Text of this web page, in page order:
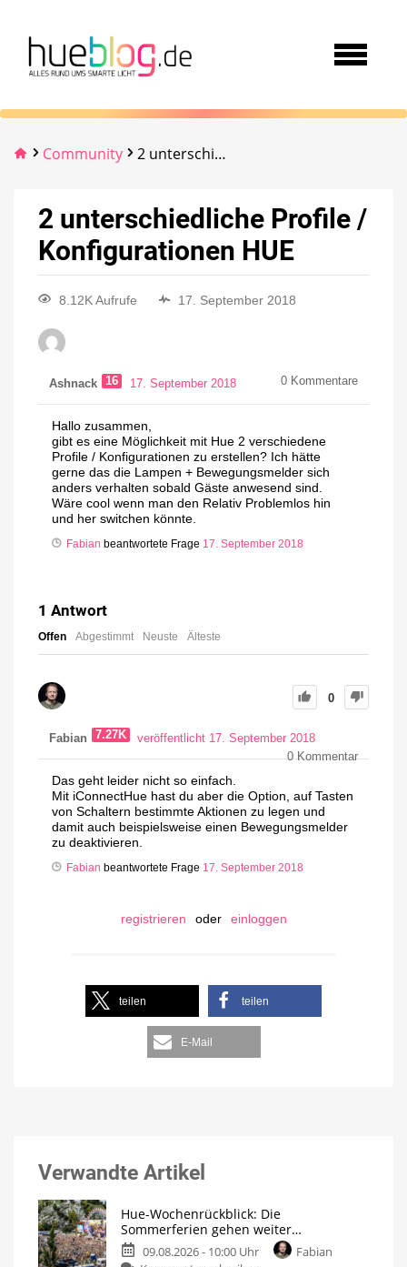
Community 2 unterschiedliche Profile / Konfigurationen HUE
2 unterschiedliche Profile /
Konfigurationen HUE
8.12K Aufrufe 17. September 2018
Ashnack 16 17. September 2018 0 Kommentare
Hallo zusammen,
gibt es eine Möglichkeit mit Hue 2 verschiedene
Profile / Konfigurationen zu erstellen? Ich hätte
gerne das die Lampen + Bewegungsmelder sich
anders verhalten sobald Gäste anwesend sind.
Wäre cool wenn man den Relativ Problemlos hin
und her switchen könnte.
Fabian beantwortete Frage 17. September 2018
1 Antwort
Offen Abgestimmt Neuste Älteste
0
Fabian 7.27K
veröffentlicht 17. September 2018
0Kommentar
Das geht leider nicht so einfach.
Mit iConnectHue hast du aber die Option, auf Tasten
von Schaltern bestimmte Aktionen zu legen und
damit auch beispielsweise einen Bewegungsmelder
zu deaktivieren.
Fabian beantwortete Frage 17. September 2018
registrieren oder einloggen
teilen teilen
E-Mail
Verwandte Artikel
Hue-Wochenrückblick: Die
Sommerferien gehen weiter…
09.08.2026 - 10:00 Uhr
Fabian